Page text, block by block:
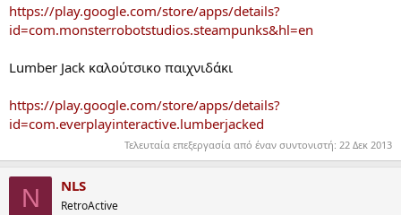
https://play.google.com/store/apps/details?
id=com.monsterrobotstudios.steampunks&hl=en
Lumber Jack καλούτσικο παιχνιδάκι
https://play.google.com/store/apps/details?
id=com.everplayinteractive.lumberjacked
Τελευταία επεξεργασία από έναν συντονιστή: 22 Δεκ 2013
N NLS
RetroActive